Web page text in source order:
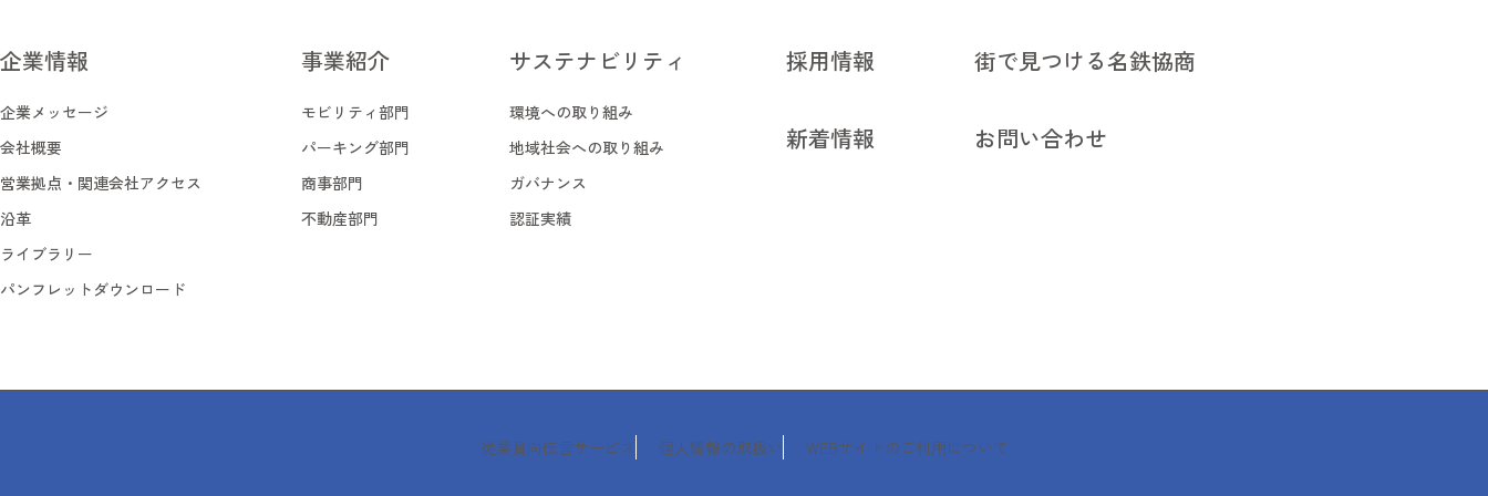
企業情報
企業メッセージ
企業メッセージ
会社概要
会社概要
営業拠点・関連会社アクセス
営業拠点・関連会社アクセス
沿革
沿革
ライブラリー
ライブラリー
パンフレットダウンロード
事業紹介
モビリティ部門
モビリティ部門
パーキング部門
パーキング部門
商事部門
商事部門
不動産部門
サステナビリティ
環境への取り組み
環境への取り組み
地域社会への取り組み
地域社会への取り組み
ガバナンス
ガバナンス
認証実績
採用情報
新着情報
街で見つける名鉄協商
お問い合わせ
従業員向伝言サービス
個人情報の取扱い
WEBサイトのご利用について